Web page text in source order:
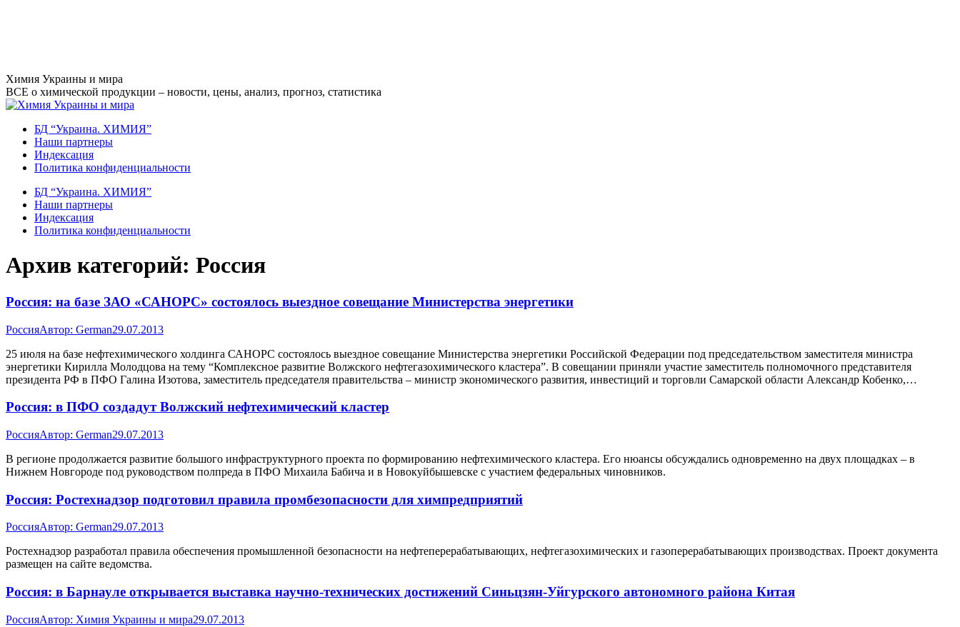
Перейти
к
содержанию
Химия Украины и мира
ВСЕ о химической продукции – новости, цены, анализ, прогноз, статистика
БД “Украина. ХИМИЯ”
Наши партнеры
Индексация
Политика конфиденциальности
БД “Украина. ХИМИЯ”
Наши партнеры
Индексация
Политика конфиденциальности
Архив категорий: Россия
Россия: на базе ЗАО «САНОРС» состоялось выездное совещание Министерства энергетики
РоссияАвтор: German29.07.2013
25 июля на базе нефтехимического холдинга САНОРС состоялось выездное совещание Министерства энергетики Российской Федерации под председательством заместителя министра
энергетики Кирилла Молодцова на тему “Комплексное развитие Волжского нефтегазохимического кластера”. В совещании приняли участие заместитель полномочного представителя
президента РФ в ПФО Галина Изотова, заместитель председателя правительства – министр экономического развития, инвестиций и торговли Самарской области Александр Кобенко,…
Россия: в ПФО создадут Волжский нефтехимический кластер
РоссияАвтор: German29.07.2013
В регионе продолжается развитие большого инфраструктурного проекта по формированию нефтехимического кластера. Его нюансы обсуждались одновременно на двух площадках – в
Нижнем Новгороде под руководством полпреда в ПФО Михаила Бабича и в Новокуйбышевске с участием федеральных чиновников.
Россия: Ростехнадзор подготовил правила промбезопасности для химпредприятий
РоссияАвтор: German29.07.2013
Ростехнадзор разработал правила обеспечения промышленной безопасности на нефтеперерабатывающих, нефтегазохимических и газоперерабатывающих производствах. Проект документа
размещен на сайте ведомства.
Россия: в Барнауле открывается выставка научно-технических достижений Синьцзян-Уйгурского автономного района Китая
РоссияАвтор: Химия Украины и мира29.07.2013